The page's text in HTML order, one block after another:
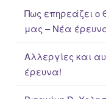
Πως επηρεάζει ο
μας – Νέα
Αλλεργίες και
έρευνα!